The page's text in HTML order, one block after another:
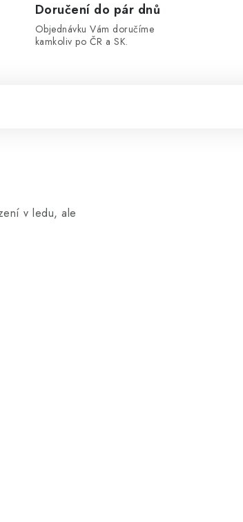
Doručení do pár dnů
Objednávku Vám doručíme
kamkoliv po ČR a SK.
v ledu, ale